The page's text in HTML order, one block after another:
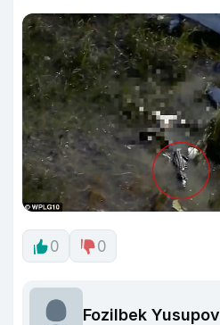
0 0
Fozilbek Yusupov